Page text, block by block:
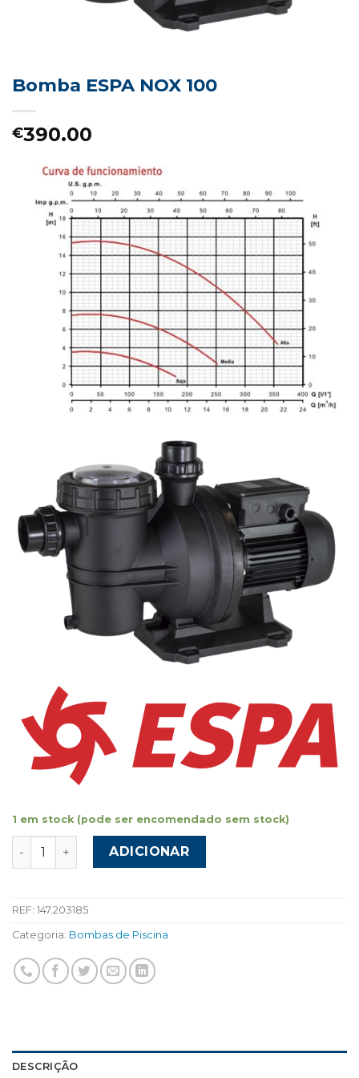
Bomba ESPA NOX 100
€390.00
1 em stock (pode ser encomendado sem stock)
Quantidade de Bomba ESPA NOX 100
ADICIONAR
REF: 147.203185
Categoria: Bombas de Piscina
DESCRIÇÃO